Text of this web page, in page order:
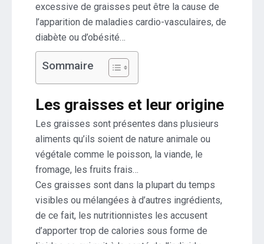
excessive de graisses peut être la cause de
l’apparition de maladies cardio-vasculaires, de
diabète ou d’obésité…
Sommaire
Les graisses et leur origine
Les graisses sont présentes dans plusieurs
aliments qu’ils soient de nature animale ou
végétale comme le poisson, la viande, le
fromage, les fruits frais…
Ces graisses sont dans la plupart du temps
visibles ou mélangées à d’autres ingrédients,
de ce fait, les nutritionnistes les accusent
d’apporter trop de calories sous forme de